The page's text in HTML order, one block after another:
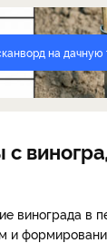
на
винограда в
и